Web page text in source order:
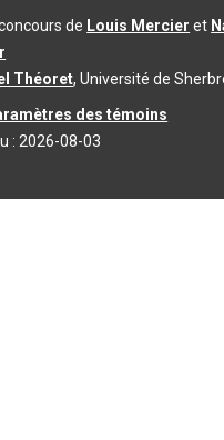
de Louis Mercier et
Théoret, Université de
des témoins
: 2026-08-03